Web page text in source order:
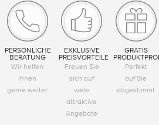
PERSÖNLICHE
BERATUNG
Wir helfen
Ihnen
gerne weiter
EXKLUSIVE
PREISVORTEILE
Freuen Sie
sich auf
viele
attraktive
Angebote
GRATIS
Perfekt
auf Sie
abgestimmt